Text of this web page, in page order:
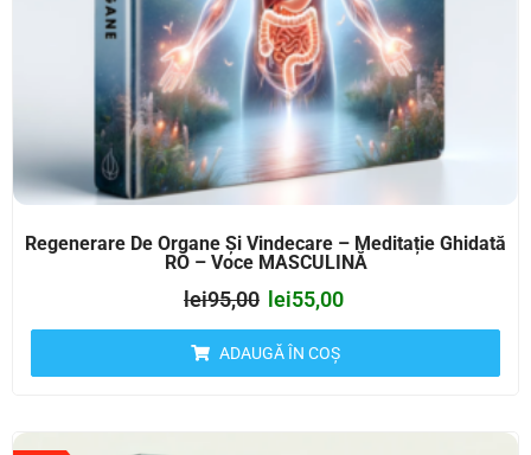
Regenerare De Organe Și Vindecare – Meditație Ghidată
RO – Voce MASCULINĂ
lei95,00 lei55,00
ADAUGĂ ÎN COȘ